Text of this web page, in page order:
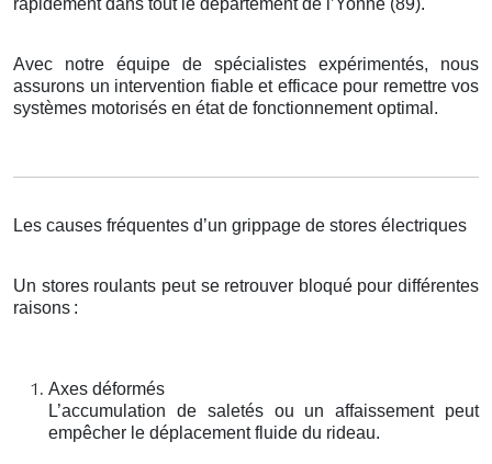
Avec notre équipe de spécialistes expérimentés, nous
assurons un intervention fiable et efficace pour remettre vos
systèmes motorisés en état de fonctionnement optimal.
Les causes fréquentes d’un grippage de stores électriques
Un stores roulants peut se retrouver bloqué pour différentes
raisons :
Axes déformés
L’accumulation de saletés ou un affaissement peut
empêcher le déplacement fluide du rideau.